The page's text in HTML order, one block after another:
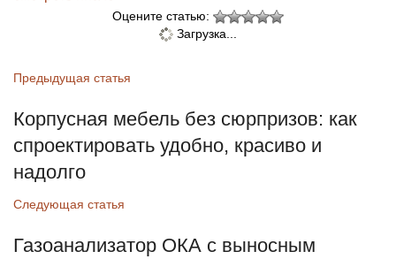
Оцените статью:
Загрузка...
Предыдущая статья
Корпусная мебель без сюрпризов: как
спроектировать удобно, красиво и
надолго
Следующая статья
Газоанализатор ОКА с выносным